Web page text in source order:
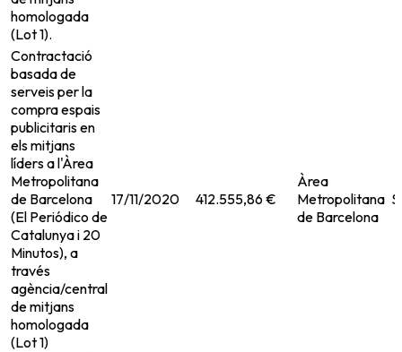
homologada
(Lot 1).
Contractació
basada de
serveis per la
compra espais
publicitaris en
els mitjans
líders a l'Àrea
Metropolitana
de Barcelona
(El Periódico de
Catalunya i 20
Minutos), a
través
agència/central
de mitjans
homologada
(Lot 1)
17/11/2020 412.555,86 €
Àrea
Metropolitana
de Barcelona